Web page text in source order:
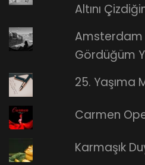
Altını
Amsterdam
Gördüğüm
25. Yaşıma
Carmen
Karmaşık